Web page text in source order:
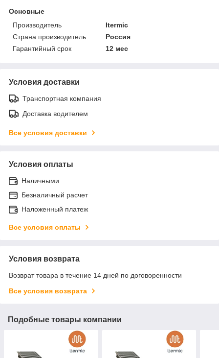
Основные
Производитель
Itermic
Страна производитель
Россия
Гарантийный срок
12 мес
Условия доставки
Транспортная компания
Доставка водителем
Все условия доставки
Условия оплаты
Наличными
Безналичный расчет
Наложенный платеж
Все условия оплаты
Условия возврата
Возврат товара в течение 14 дней по договоренности
Все условия возврата
Подобные товары компании